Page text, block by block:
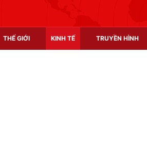
THẾ GIỚI KINH TẾ TRUYỀN HÌNH